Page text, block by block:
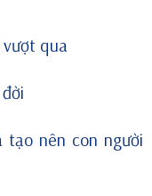
qua
nên con người